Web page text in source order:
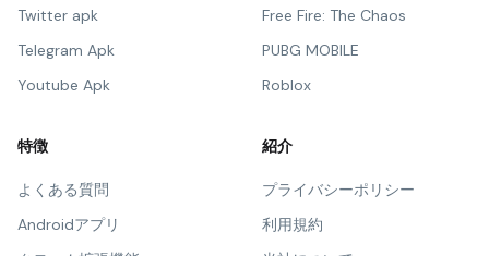
Twitter apk
Telegram Apk
Youtube Apk
Free Fire: The Chaos
PUBG MOBILE
Roblox
特徴
よくある質問
Androidアプリ
紹介
プライバシーポリシー
利用規約